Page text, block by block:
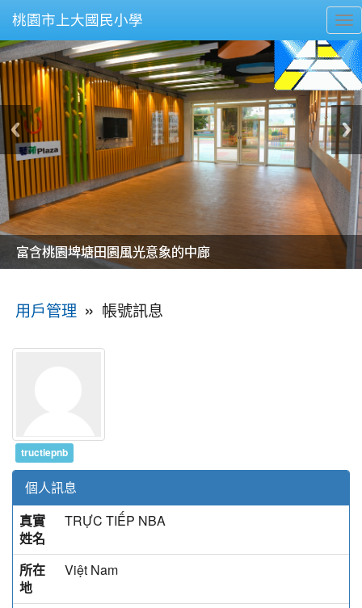
桃園市上大國民小學
美麗的操場是我們活力的來源
美麗的操場是我們活力的來源
煥然一新的小司令台
煥然一新的小司令台
富含桃園埤塘田園風光意象的中廊
富含桃園埤塘田園風光意象的中廊
嶄新的中庭廣場
嶄新的中庭廣場
水生池生生不息
水生池生生不息
用戶管理 » 帳號訊息
tructiepnb
個人訊息
真實
姓名
TRỰC TIẾP NBA
所在
地
Việt Nam